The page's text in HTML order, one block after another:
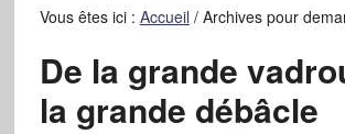
Vous êtes ici : Accueil /Archives pour
De la grande
la grande débâcle